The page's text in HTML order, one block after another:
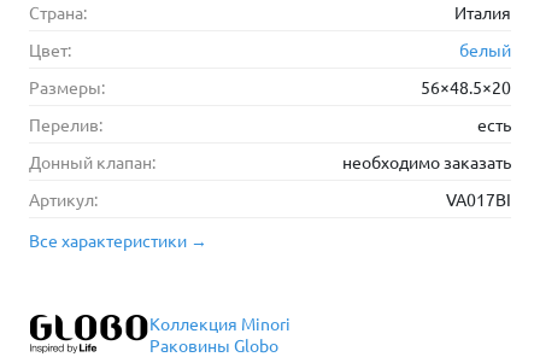
Страна:
Италия
Цвет:
белый
Размеры:
56×48.5×20
Перелив:
есть
Донный клапан:
необходимо заказать
Артикул:
VA017BI
Все характеристики →
Коллекция Minori
Раковины Globo